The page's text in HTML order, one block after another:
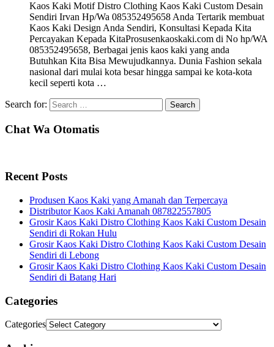
Kaos Kaki Motif Distro Clothing Kaos Kaki Custom Desain
Sendiri Irvan Hp/Wa 085352495658 Anda Tertarik membuat
Kaos Kaki Design Anda Sendiri, Konsultasi Kepada Kita
Percayakan Kepada KitaProsusenkaoskaki.com di No hp/WA
085352495658, Berbagai jenis kaos kaki yang anda
Butuhkan Kita Bisa Mewujudkannya. Dunia Fashion sekala
nasional dari mulai kota besar hingga sampai ke kota-kota
kecil seperti kota …
Search for:
Chat Wa Otomatis
Recent Posts
Produsen Kaos Kaki yang Amanah dan Terpercaya
Distributor Kaos Kaki Amanah 087822557805
Grosir Kaos Kaki Distro Clothing Kaos Kaki Custom Desain
Sendiri di Rokan Hulu
Grosir Kaos Kaki Distro Clothing Kaos Kaki Custom Desain
Sendiri di Lebong
Grosir Kaos Kaki Distro Clothing Kaos Kaki Custom Desain
Sendiri di Batang Hari
Categories
Categories